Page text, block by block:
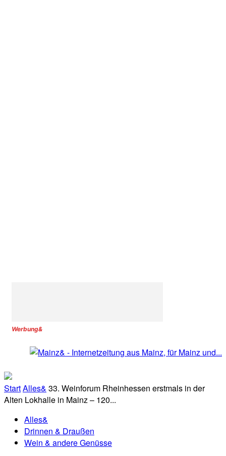
Werbung&
StartAlles& 33. Weinforum Rheinhessen erstmals in der
Alten Lokhalle in Mainz – 120...
Alles&
Drinnen & Draußen
Wein & andere Genüsse